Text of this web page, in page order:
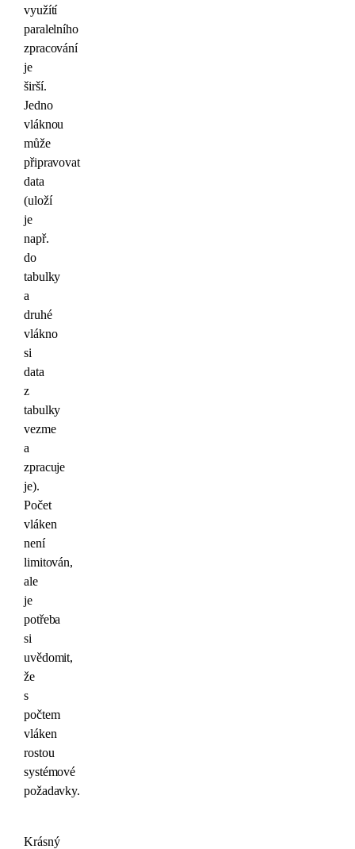
využítí
paralelního
zpracování
je
širší.
Jedno
vláknou
může
připravovat
data
(uloží
je
např.
do
tabulky
a
druhé
vlákno
si
data
z
tabulky
vezme
a
zpracuje
je).
Počet
vláken
není
limitován,
ale
je
potřeba
si
uvědomit,
že
s
počtem
vláken
rostou
systémové
požadavky.
Krásný